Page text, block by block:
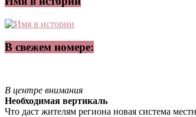
В свежем номере:
В центре внимания
Необходимая вертикаль
Что даст жителям региона новая система